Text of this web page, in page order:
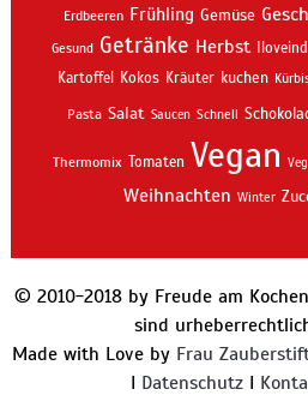
Erdbeeren Frühling Gemüse
Gesund Getränke Herbst
Kartoffel Kokos Kräuter kuchen
Pasta Salat Saucen Schnell
Thermomix Tomaten Vegan
Weihnachten Winter
© 2010-2018 by Freude am
sind
Made with Love by Frau
I Datenschutz I